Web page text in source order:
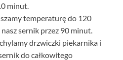
minut.
temperaturę do 120
sernik przez 90 minut.
drzwiczki piekarnika i
do całkowitego